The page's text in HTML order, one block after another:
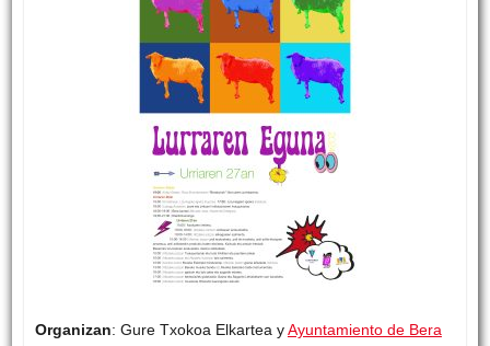
Organizan: Gure Txokoa Elkartea yAyuntamiento de Bera